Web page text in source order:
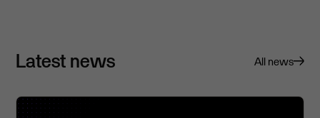
Latest news All news